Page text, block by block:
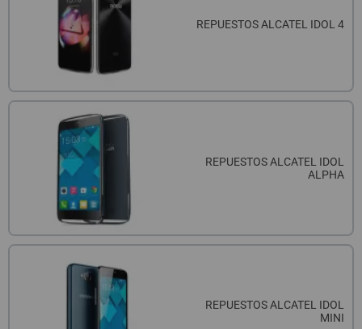
REPUESTOS ALCATEL IDOL 4
REPUESTOS ALCATEL IDOL
ALPHA
REPUESTOS ALCATEL IDOL
MINI